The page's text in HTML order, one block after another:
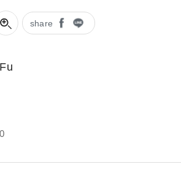
share